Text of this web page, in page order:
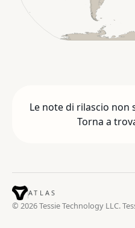
Le note di rilascio non
Torna a
ATLAS
© 2026 Tessie Technology LLC.